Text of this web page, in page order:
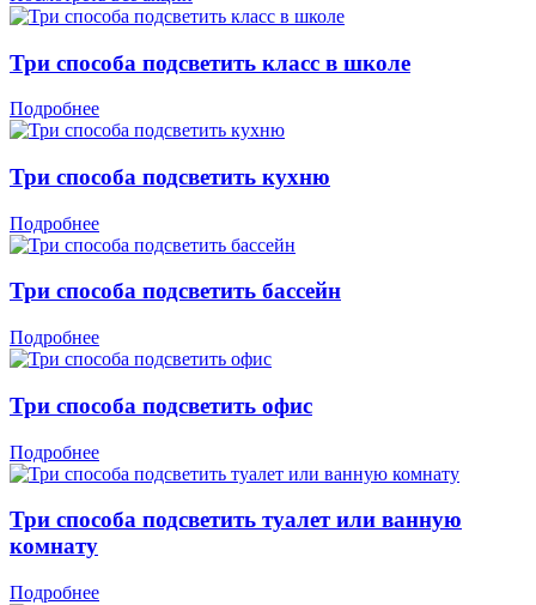
Три способа подсветить класс в школе
Подробнее
Три способа подсветить кухню
Подробнее
Три способа подсветить бассейн
Подробнее
Три способа подсветить офис
Подробнее
Три способа подсветить туалет или ванную
комнату
Подробнее